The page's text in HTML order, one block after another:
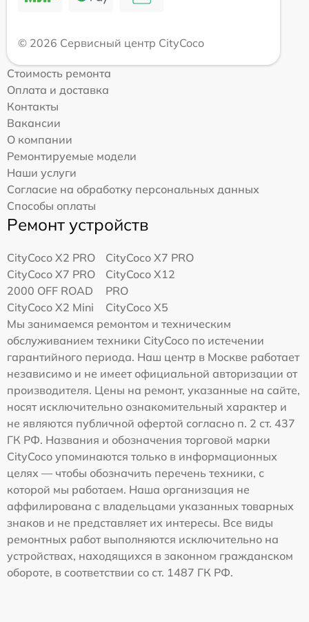
© 2026 Сервисный центр CityCoco
Стоимость ремонта
Оплата и доставка
Контакты
Вакансии
О компании
Ремонтируемые модели
Наши услуги
Согласие на обработку персональных данных
Способы оплаты
Ремонт устройств
CityCoco X2 PRO
CityCoco X7 PRO
CityCoco X7 PRO
2000 OFF ROAD
CityCoco X12
PRO
CityCoco X2 Mini
CityCoco X5
Мы занимаемся ремонтом и техническим
обслуживанием техники CityCoco по истечении
гарантийного периода. Наш центр в Москве работает
независимо и не имеет официальной авторизации от
производителя. Цены на ремонт, указанные на сайте,
носят исключительно ознакомительный характер и
не являются публичной офертой согласно п. 2 ст. 437
ГК РФ. Названия и обозначения торговой марки
CityCoco упоминаются только в информационных
целях — чтобы обозначить перечень техники, с
которой мы работаем. Наша организация не
аффилирована с владельцами указанных товарных
знаков и не представляет их интересы. Все виды
ремонтных работ выполняются исключительно на
устройствах, находящихся в законном гражданском
обороте, в соответствии со ст. 1487 ГК РФ.